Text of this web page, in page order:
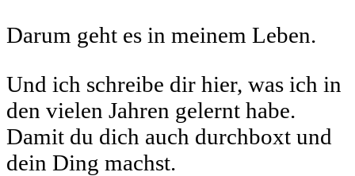
Darum geht es in meinem Leben.
Und ich schreibe dir hier, was ich in
den vielen Jahren gelernt habe.
Damit du dich auch durchboxt und
dein Ding machst.